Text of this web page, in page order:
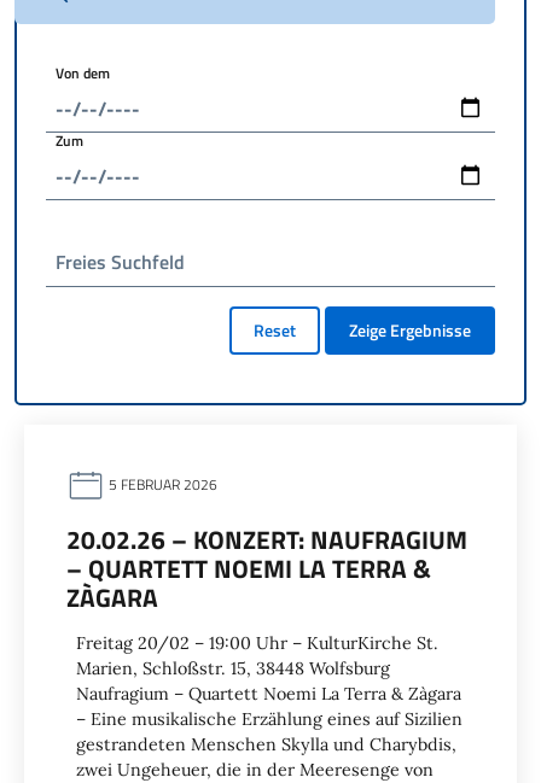
Von dem
Zum
Freies Suchfeld
Reset Zeige Ergebnisse
5 FEBRUAR 2026
20.02.26 – KONZERT: NAUFRAGIUM
– QUARTETT NOEMI LA TERRA &
ZÀGARA
Freitag 20/02 – 19:00 Uhr – KulturKirche St.
Marien, Schloßstr. 15, 38448 Wolfsburg
Naufragium – Quartett Noemi La Terra & Zàgara
– Eine musikalische Erzählung eines auf Sizilien
gestrandeten Menschen Skylla und Charybdis,
zwei Ungeheuer, die in der Meeresenge von